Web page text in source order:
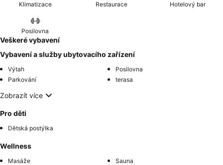
Klimatizace Restaurace Hotelový bar
Posilovna
Veškeré vybavení
Vybavení a služby ubytovacího zařízení
Výtah
Posilovna
Parkování
terasa
Zobrazít více
Pro děti
Dětská postýlka
Wellness
Masáže
Sauna